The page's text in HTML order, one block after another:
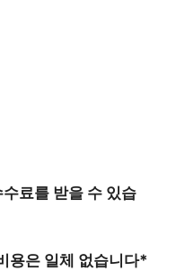
료를 받을 수 있습
용은 일체 없습니다*